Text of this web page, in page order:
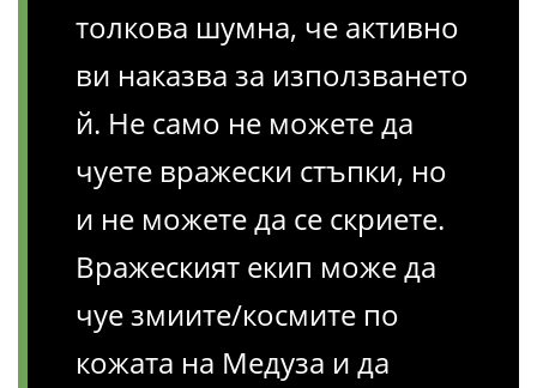
толкова шумна, че активно
ви наказва за използването
й. Не само не можете да
чуете вражески стъпки, но
и не можете да се скриете.
Вражеският екип може да
чуе змиите/космите по
кожата на Медуза и да